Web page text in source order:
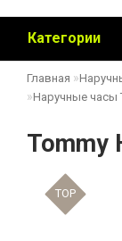
Категории
Главная
Наручные часы
Tommy
TOP